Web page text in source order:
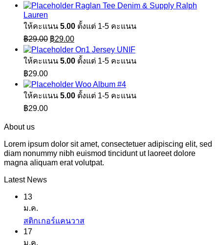
Raglan Tee Denim & Supply Ralph
Lauren
ให้คะแนน 5.00 ตั้งแต่ 1-5 คะแนน
฿29.00 Original
price
was:
฿29.00.
฿29.00Current
price
is:
฿29.00.
On1 Jersey UNIF
ให้คะแนน 5.00 ตั้งแต่ 1-5 คะแนน
฿29.00
Woo Album #4
ให้คะแนน 5.00 ตั้งแต่ 1-5 คะแนน
฿29.00
About us
Lorem ipsum dolor sit amet, consectetuer adipiscing elit, sed
diam nonummy nibh euismod tincidunt ut laoreet dolore
magna aliquam erat volutpat.
Latest News
13
ม.ค.
สติกเกอร์แคนวาสไม่มี
17
ม.ค.